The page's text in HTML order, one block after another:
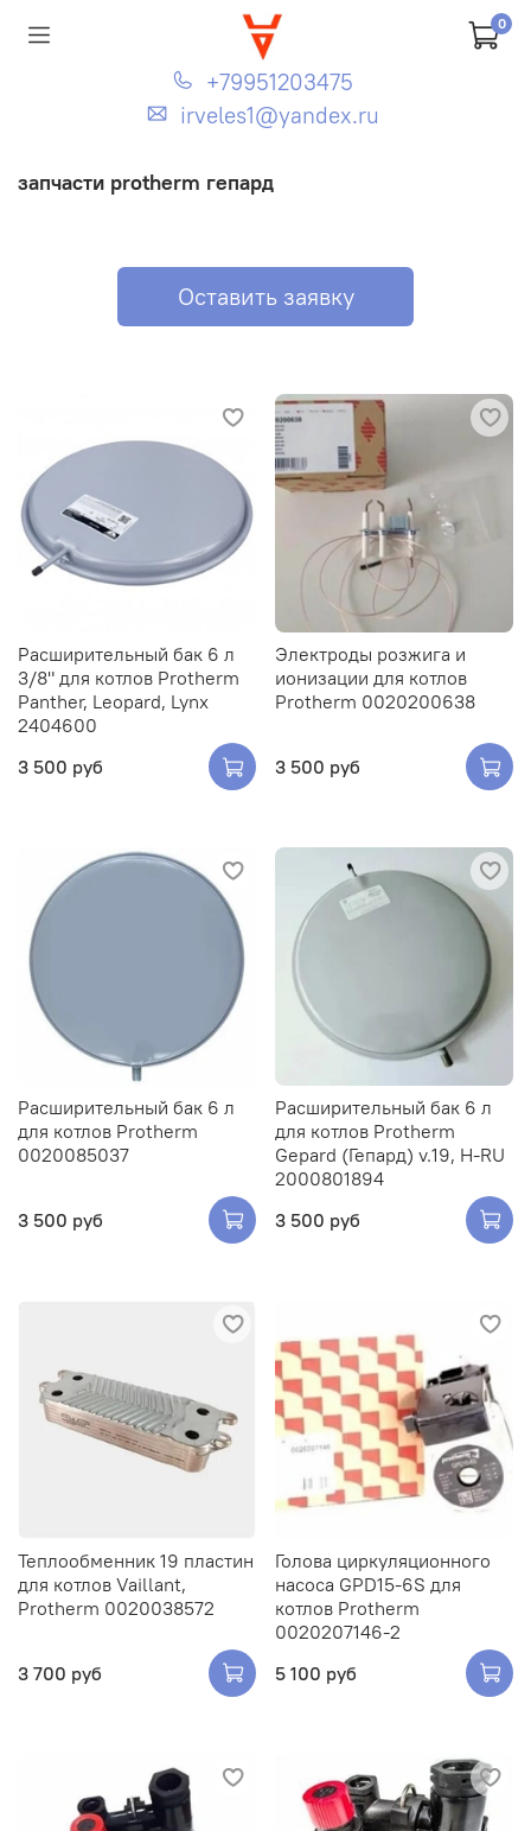
0
+79951203475
irveles1@yandex.ru
запчасти protherm гепард
Оставить заявку
Расширительный бак 6 л
3/8" для котлов Protherm
Panther, Leopard, Lynx
2404600
3 500 руб
Электроды розжига и
ионизации для котлов
Protherm 0020200638
3 500 руб
Расширительный бак 6 л
для котлов Protherm
0020085037
3 500 руб
Расширительный бак 6 л
для котлов Protherm
Gepard (Гепард) v.19, H-RU
2000801894
3 500 руб
Теплообменник 19 пластин
для котлов Vaillant,
Protherm 0020038572
3 700 руб
Голова циркуляционного
насоса GPD15-6S для
котлов Protherm
0020207146-2
5 100 руб